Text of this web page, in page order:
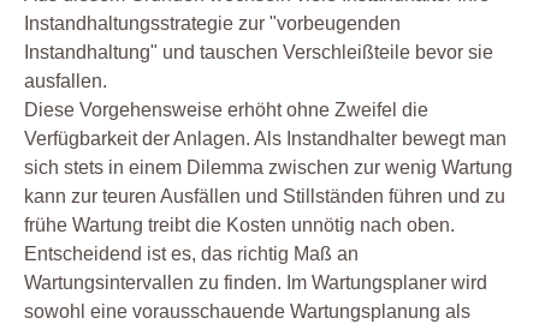
Instandhaltungsstrategie zur "vorbeugenden
Instandhaltung" und tauschen Verschleißteile bevor sie
ausfallen.
Diese Vorgehensweise erhöht ohne Zweifel die
Verfügbarkeit der Anlagen. Als Instandhalter bewegt man
sich stets in einem Dilemma zwischen zur wenig Wartung
kann zur teuren Ausfällen und Stillständen führen und zu
frühe Wartung treibt die Kosten unnötig nach oben.
Entscheidend ist es, das richtig Maß an
Wartungsintervallen zu finden. Im Wartungsplaner wird
sowohl eine vorausschauende Wartungsplanung als